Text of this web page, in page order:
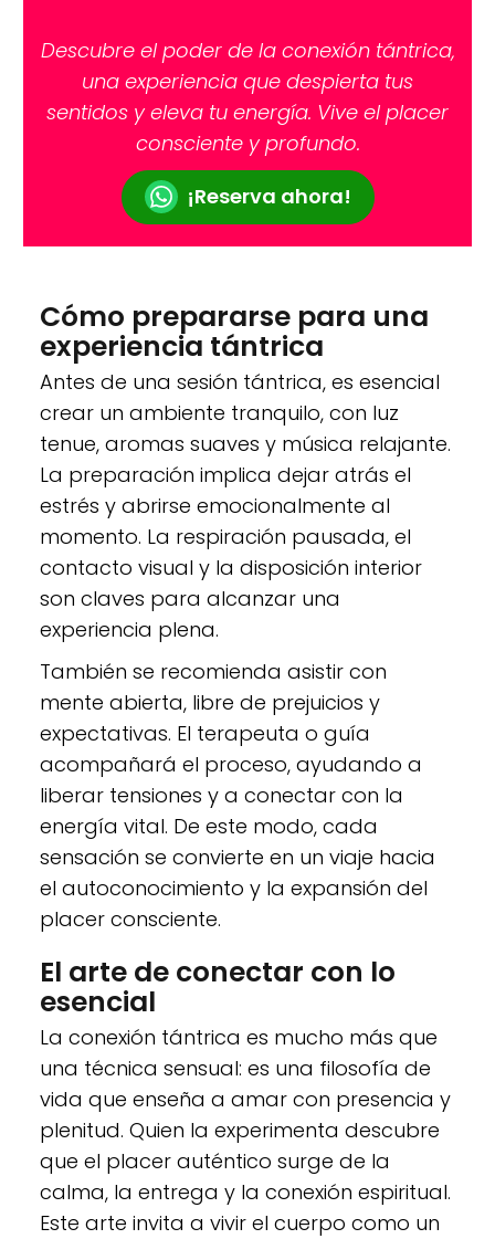
Descubre el poder de la conexión tántrica,
una experiencia que despierta tus
sentidos y eleva tu energía. Vive el placer
consciente y profundo.
¡Reserva ahora!
Cómo prepararse para una
experiencia tántrica
Antes de una sesión tántrica, es esencial
crear un ambiente tranquilo, con luz
tenue, aromas suaves y música relajante.
La preparación implica dejar atrás el
estrés y abrirse emocionalmente al
momento. La respiración pausada, el
contacto visual y la disposición interior
son claves para alcanzar una
experiencia plena.
También se recomienda asistir con
mente abierta, libre de prejuicios y
expectativas. El terapeuta o guía
acompañará el proceso, ayudando a
liberar tensiones y a conectar con la
energía vital. De este modo, cada
sensación se convierte en un viaje hacia
el autoconocimiento y la expansión del
placer consciente.
El arte de conectar con lo
esencial
La conexión tántrica es mucho más que
una técnica sensual: es una filosofía de
vida que enseña a amar con presencia y
plenitud. Quien la experimenta descubre
que el placer auténtico surge de la
calma, la entrega y la conexión espiritual.
Este arte invita a vivir el cuerpo como un